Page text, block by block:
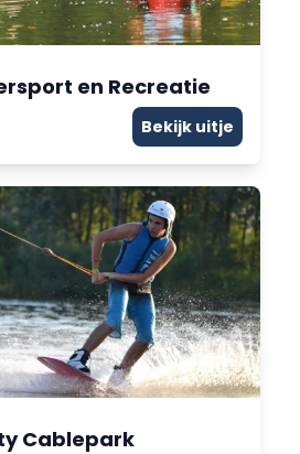
en Recreatie
Bekijk uitje
Cablepark